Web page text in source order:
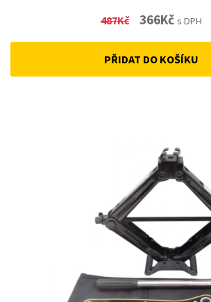
487Kč
Original
price
was:
366KčCurrent
price
is:
s DPH
PŘIDAT DO KOŠÍKU